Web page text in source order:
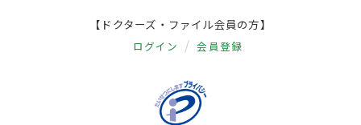
【ドクターズ・ファイル会員の方】
ログイン 会員登録